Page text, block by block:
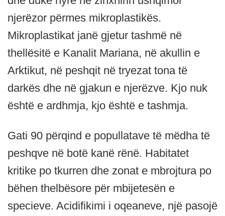
njerëzor përmes mikroplastikës.
Mikroplastikat janë gjetur tashmë në
thellësitë e Kanalit Mariana, në akullin e
Arktikut, në peshqit në tryezat tona të
darkës dhe në gjakun e njerëzve. Kjo nuk
është e ardhmja, kjo është e tashmja.
Gati 90 përqind e popullatave të mëdha të
peshqve në botë kanë rënë. Habitatet
kritike po tkurren dhe zonat e mbrojtura po
bëhen thelbësore për mbijetesën e
specieve. Acidifikimi i oqeaneve, një pasojë